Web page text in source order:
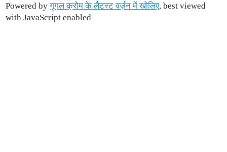
Powered byगूगल क्रोम के लैटस्ट वर्ज़न में खोलिए, best viewed
with JavaScript enabled